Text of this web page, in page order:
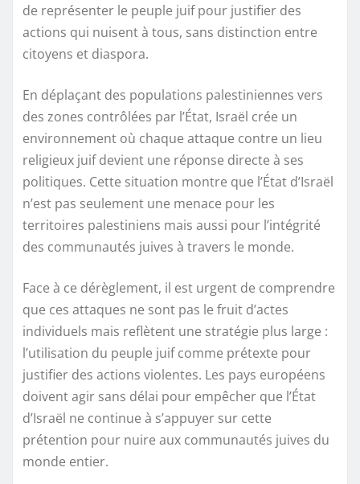
de représenter le peuple juif pour justifier des
actions qui nuisent à tous, sans distinction entre
citoyens et diaspora.
En déplaçant des populations palestiniennes vers
des zones contrôlées par l’État, Israël crée un
environnement où chaque attaque contre un lieu
religieux juif devient une réponse directe à ses
politiques. Cette situation montre que l’État d’Israël
n’est pas seulement une menace pour les
territoires palestiniens mais aussi pour l’intégrité
des communautés juives à travers le monde.
Face à ce dérèglement, il est urgent de comprendre
que ces attaques ne sont pas le fruit d’actes
individuels mais reflètent une stratégie plus large :
l’utilisation du peuple juif comme prétexte pour
justifier des actions violentes. Les pays européens
doivent agir sans délai pour empêcher que l’État
d’Israël ne continue à s’appuyer sur cette
prétention pour nuire aux communautés juives du
monde entier.